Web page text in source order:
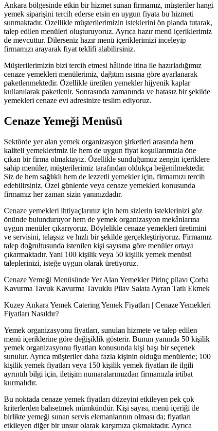
Ankara bölgesinde etkin bir hizmet sunan firmamız, müşteriler hangi
yemek siparişini tercih ederse etsin en uygun fiyata bu hizmeti
sunmaktadır. Özellikle müşterilerimizin isteklerini ön planda tutarak,
talep edilen menüleri oluşturuyoruz. Ayrıca hazır menü içeriklerimiz
de mevcuttur. Dilerseniz hazır menü içeriklerimizi inceleyip
firmamızı arayarak fiyat teklifi alabilirsiniz.
Müşterilerimizin bizi tercih etmesi hâlinde itina ile hazırladığımız
cenaze yemekleri menülerimiz, dağıtım ısısına göre ayarlanarak
paketlenmektedir. Özellikle üretilen yemekler hijyenik kaplar
kullanılarak paketlenir. Sonrasında zamanında ve hatasız bir şekilde
yemekleri cenaze evi adresinize teslim ediyoruz.
Cenaze Yemeği Menüsü
Sektörde yer alan yemek organizasyon şirketleri arasında hem
kaliteli yemeklerimiz ile hem de uygun fiyat koşullarımızla öne
çıkan bir firma olmaktayız. Özellikle sunduğumuz zengin içeriklere
sahip menüler, müşterilerimiz tarafından oldukça beğenilmektedir.
Siz de hem sağlıklı hem de lezzetli yemekler için, firmamızı tercih
edebilirsiniz. Özel günlerde veya cenaze yemekleri konusunda
firmamız her zaman sizin yanınızdadır.
Cenaze yemekleri ihtiyaçlarınız için hem sizlerin isteklerinizi göz
önünde bulunduruyor hem de yemek organizasyon mekânlarına
uygun menüler çıkarıyoruz. Böylelikle cenaze yemekleri üretimini
ve servisini, telaşsız ve hızlı bir şekilde gerçekleştiriyoruz. Firmamız
talep doğrultusunda istenilen kişi sayısına göre menüler ortaya
çıkarmaktadır. Yani 100 kişilik veya 50 kişilik yemek menüsü
taleplerinizi, isteğe uygun olarak üretiyoruz.
Cenaze Yemeği Menüsünde Yer Alan Yemekler Pirinç pilavı Çorba
Kavurma Tavuk Kavurma Tavuklu Pilav Salata Ayran Tatlı Ekmek
Kuzey Ankara Yemek Catering Yemek Fiyatları | Cenaze Yemekleri
Fiyatları Nasıldır?
Yemek organizasyonu fiyatları, sunulan hizmete ve talep edilen
menü içeriklerine göre değişiklik gösterir. Bunun yanında 50 kişilik
yemek organizasyonu fiyatları konusunda kişi başı bir seçenek
sunulur. Ayrıca müşteriler daha fazla kişinin olduğu menülerde; 100
kişilik yemek fiyatları veya 150 kişilik yemek fiyatları ile ilgili
ayrıntılı bilgi için, iletişim numaralarımızdan firmamızla irtibat
kurmalıdır.
Bu noktada cenaze yemek fiyatları düzeyini etkileyen pek çok
kriterlerden bahsetmek mümkündür. Kişi sayısı, menü içeriği ile
birlikte yemeği sunan servis elemanlarının olması da; fiyatları
etkileyen diğer bir unsur olarak karşımıza çıkmaktadır. Ayrıca